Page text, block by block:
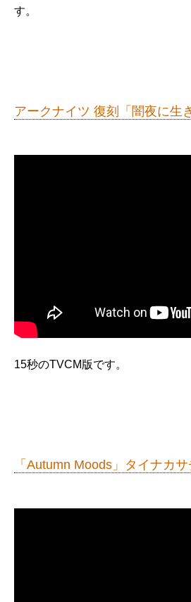
す。
アークナイツ 復刻「闇夜に生
15秒のTVCM版です。
「Autumn Moods」タイナカサ